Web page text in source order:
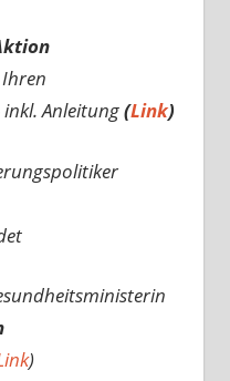
Anleitung(Link)
)